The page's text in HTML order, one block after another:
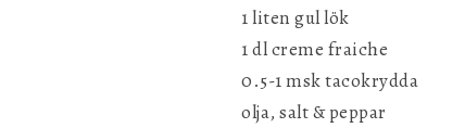
1 liten gul lök
1 dl creme fraiche
0.5-1 msk tacokrydda
olja, salt & peppar